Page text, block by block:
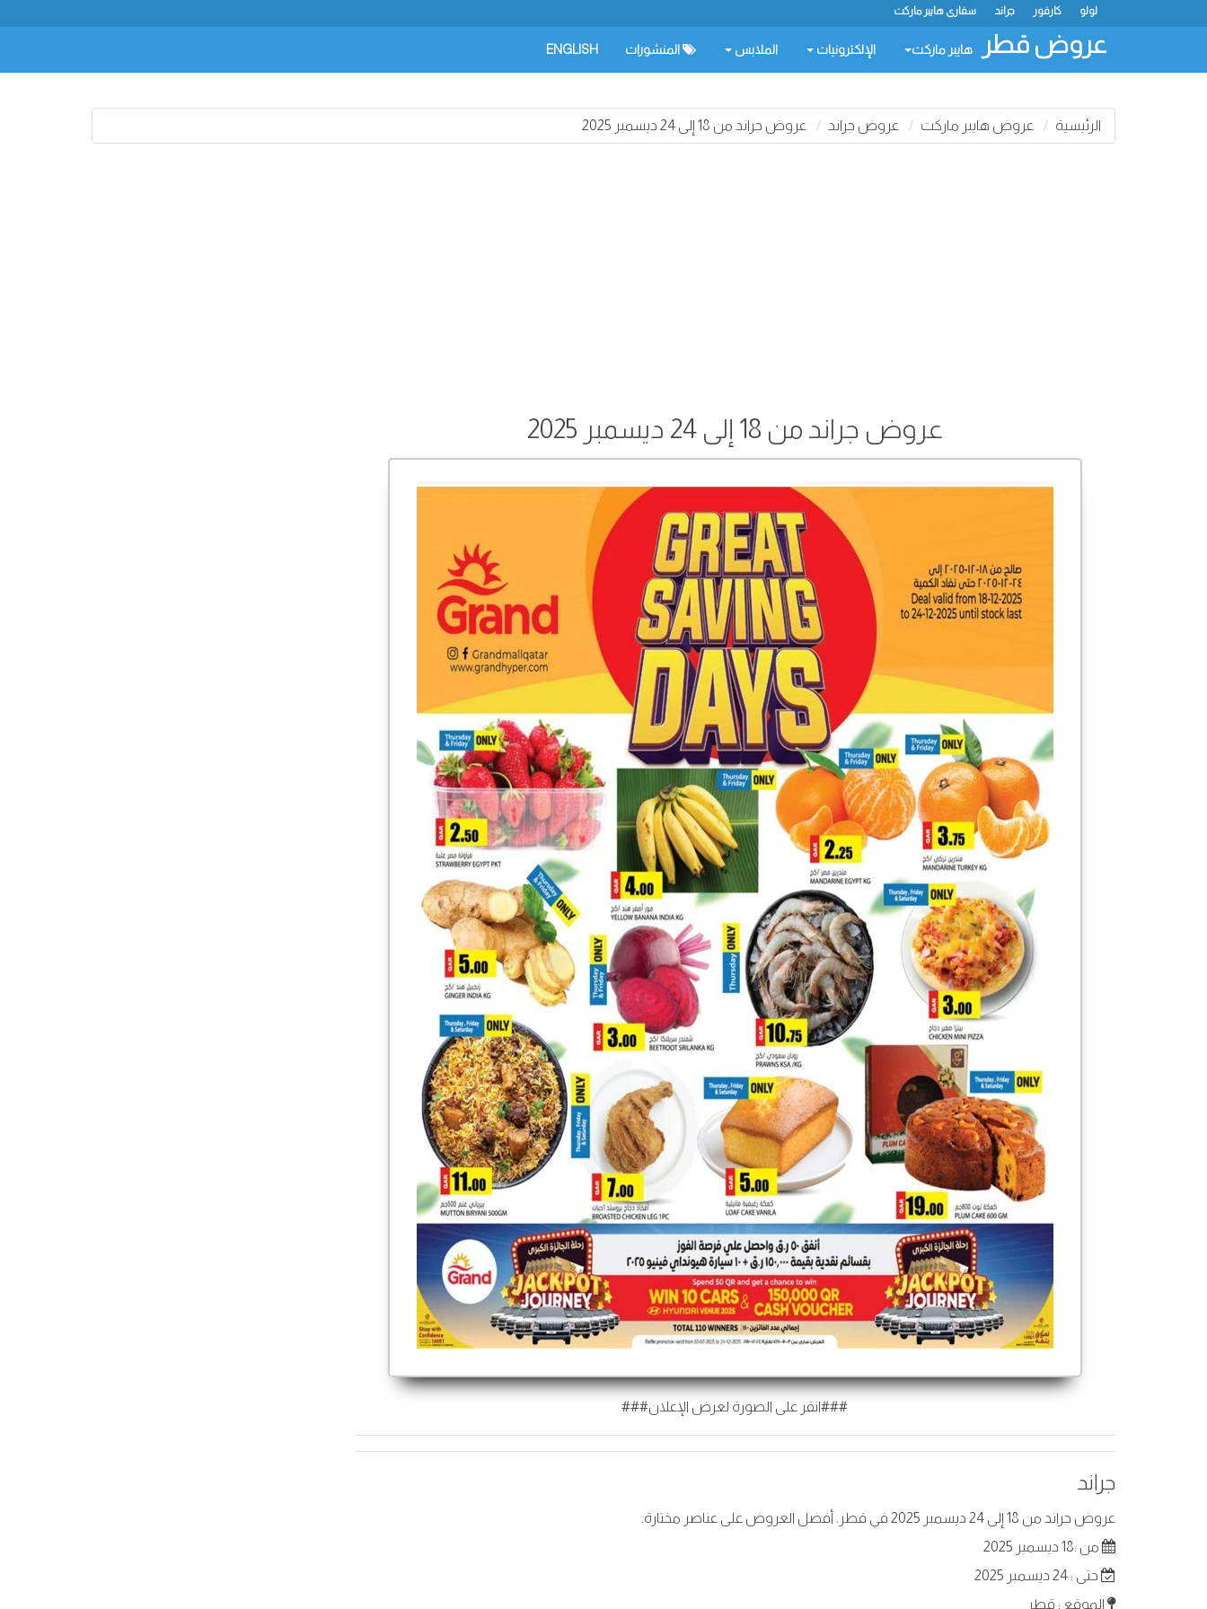
سفاري هايبر ماركت جراند كارفور لولو
عروض قطر هايبر ماركت الإلكترونيات الملابس المنشورات ENGLISH
الرئيسية عروض هايبر ماركت عروض جراند عروض جراند من 18 إلى 24 ديسمبر 2025
عروض جراند من 18 إلى 24 ديسمبر 2025
###انقر على الصورة لعرض الإعلان###
جراند
عروض جراند من 18 إلى 24 ديسمبر 2025 في قطر. أفضل العروض على عناصر مختارة.
من :18 ديسمبر 2025
حتى : 24 ديسمبر 2025
الموقع : قطر